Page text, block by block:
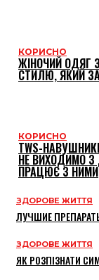
КОРИСНО
ЖІНОЧИЙ ОДЯГ
СТИЛЮ, ЯКИЙ
КОРИСНО
TWS-
НЕ ВИХОДИМО
ПРАЦЮЄ З НИМИ
ЗДОРОВЕ ЖИТТЯ
ЛУЧШИЕ
ЗДОРОВЕ ЖИТТЯ
ЯК РОЗПІЗНАТИ